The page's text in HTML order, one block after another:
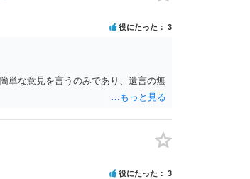
役にたった 3
単な意見を言うのみであり、遺言の無
役にたった 3